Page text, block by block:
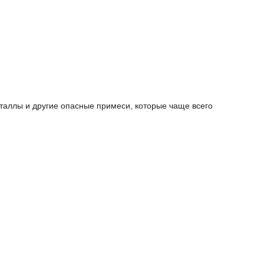
и другие опасные примеси, которые чаще всего